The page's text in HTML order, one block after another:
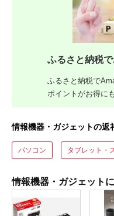
ふるさと納税
ふるさと納税で
ポイントがお得に
情報機器・ガジェットの返
パソコン タブレット・
情報機器・ガジェット